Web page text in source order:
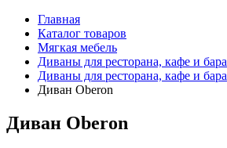
Главная
Каталог товаров
Мягкая мебель
Диваны для ресторана, кафе и бара
Диваны для ресторана, кафе и бара
Диван Oberon
Диван Oberon